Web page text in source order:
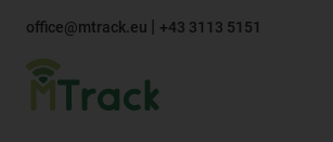
office@mtrack.eu | +43 3113 5151